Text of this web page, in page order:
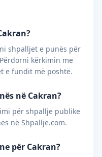
shpalljet e punës për
kërkimin me
e fundit më poshtë.
në Cakran?
për shpallje publike
në Shpallje.com.
për Cakran?